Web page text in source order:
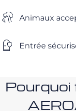
Animaux
Entrée
Pourquoi